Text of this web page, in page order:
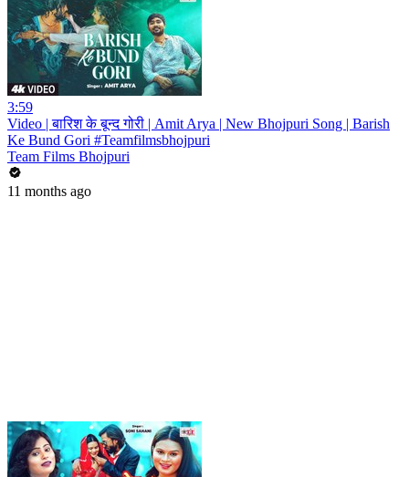
3:59
Video | बारिश के बून्द गोरी | Amit Arya | New Bhojpuri Song | Barish
Ke Bund Gori #Teamfilmsbhojpuri
Team Films Bhojpuri
11 months ago